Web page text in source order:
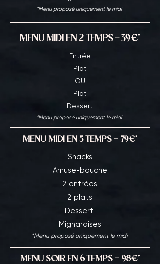
*Menu proposé uniquement le midi
MENU MIDI EN 2 TEMPS - 39€*
Entrée
Plat
OU
Plat
Dessert
*Menu proposé uniquement le midi
MENU MIDI EN 5 TEMPS - 79€*
Snacks
Amuse-bouche
2 entrées
2 plats
Dessert
Mignardises
*Menu proposé uniquement le midi
MENU SOIR EN 6 TEMPS - 98€*